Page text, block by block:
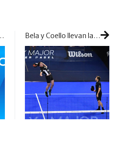
QSI y a la Asociación de Jugadores Bela y Coello llevan la apoteosis a Roma: se disfrazan de gladiadores en el Foro Itálico